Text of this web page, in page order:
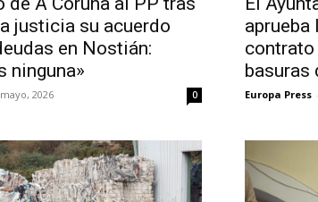
justicia su acuerdo
en Nostián:
ninguna»
2026 0
contrato
basuras
Europa Press -